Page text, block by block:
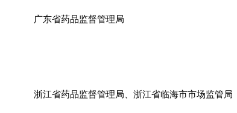
广东省药品监督管理局
浙江省药品监督管理局、浙江省临海市市场监管局